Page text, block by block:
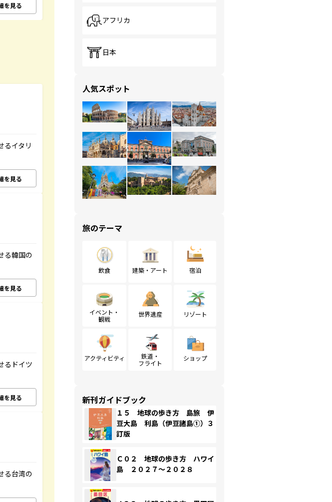
を見る
るイタリ
を見る
る韓国の
を見る
るドイツ
を見る
る台湾の
アフリカ
日本
人気スポット
旅のテーマ
飲食 建築・アート 宿泊
イベント・
観戦
世界遺産 リゾート
アクティビティ
鉄道・
フライト
ショップ
新刊ガイドブック
１５ 地球の歩き方 島旅 伊
豆大島 利島（伊豆諸島①）３
訂版
Ｃ０２ 地球の歩き方 ハワイ
島 ２０２７～２０２８